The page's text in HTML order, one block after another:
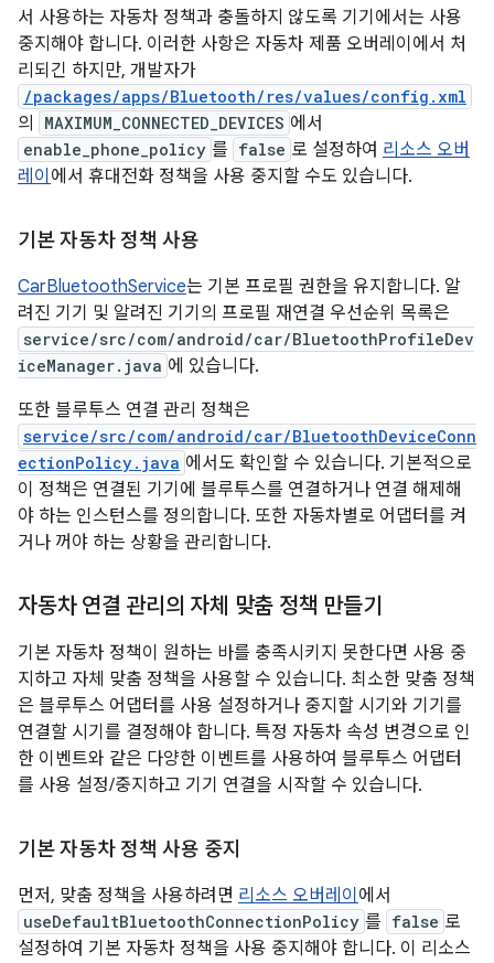
서 사용하는 자동차 정책과 충돌하지 않도록 기기에서는 사용
중지해야 합니다. 이러한 사항은 자동차 제품 오버레이에서 처
리되긴 하지만, 개발자가
/packages/apps/Bluetooth/res/values/config.xml
의 MAXIMUM_CONNECTED_DEVICES 에서
enable_phone_policy 를 false 로 설정하여 리소스 오버
레이 에서 휴대전화 정책을 사용 중지할 수도 있습니다.
기본 자동차 정책 사용
CarBluetoothService는 기본 프로필 권한을 유지합니다. 알
려진 기기 및 알려진 기기의 프로필 재연결 우선순위 목록은
service/src/com/android/car/BluetoothProfileDev
iceManager.java 에 있습니다.
또한 블루투스 연결 관리 정책은
service/src/com/android/car/BluetoothDeviceConn
ectionPolicy.java 에서도 확인할 수 있습니다. 기본적으로
이 정책은 연결된 기기에 블루투스를 연결하거나 연결 해제해
야 하는 인스턴스를 정의합니다. 또한 자동차별로 어댑터를 켜
거나 꺼야 하는 상황을 관리합니다.
자동차 연결 관리의 자체 맞춤 정책 만들기
기본 자동차 정책이 원하는 바를 충족시키지 못한다면 사용 중
지하고 자체 맞춤 정책을 사용할 수 있습니다. 최소한 맞춤 정책
은 블루투스 어댑터를 사용 설정하거나 중지할 시기와 기기를
연결할 시기를 결정해야 합니다. 특정 자동차 속성 변경으로 인
한 이벤트와 같은 다양한 이벤트를 사용하여 블루투스 어댑터
를 사용 설정/중지하고 기기 연결을 시작할 수 있습니다.
기본 자동차 정책 사용 중지
먼저, 맞춤 정책을 사용하려면 리소스 오버레이 에서
useDefaultBluetoothConnectionPolicy 를 false 로
설정하여 기본 자동차 정책을 사용 중지해야 합니다. 이 리소스